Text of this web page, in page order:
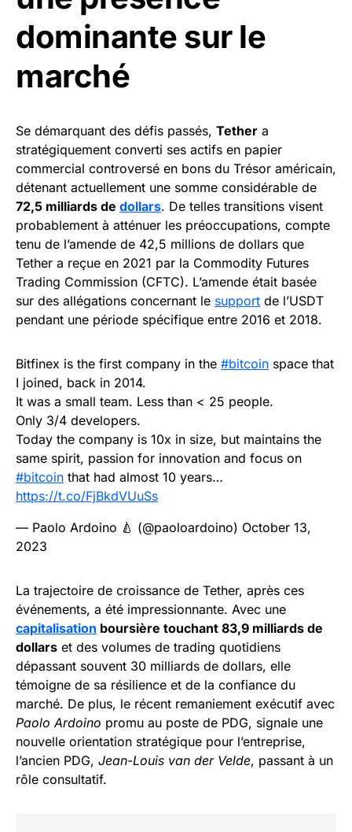
dominante sur le
marché
Se démarquant des défis passés, Tether a
stratégiquement converti ses actifs en papier
commercial controversé en bons du Trésor américain,
détenant actuellement une somme considérable de
72,5 milliards de dollars. De telles transitions visent
probablement à atténuer les préoccupations, compte
tenu de l’amende de 42,5 millions de dollars que
Tether a reçue en 2021 par la Commodity Futures
Trading Commission (CFTC). L’amende était basée
sur des allégations concernant le support de l’USDT
pendant une période spécifique entre 2016 et 2018.
Bitfinex is the first company in the #bitcoin space that
I joined, back in 2014.
It was a small team. Less than < 25 people.
Only 3/4 developers.
Today the company is 10x in size, but maintains the
same spirit, passion for innovation and focus on
#bitcoin that had almost 10 years…
https://t.co/FjBkdVUuSs
— Paolo Ardoino 🍐 (@paoloardoino) October 13,
2023
La trajectoire de croissance de Tether, après ces
événements, a été impressionnante. Avec une
capitalisation boursière touchant 83,9 milliards de
dollars et des volumes de trading quotidiens
dépassant souvent 30 milliards de dollars, elle
témoigne de sa résilience et de la confiance du
marché. De plus, le récent remaniement exécutif avec
Paolo Ardoino promu au poste de PDG, signale une
nouvelle orientation stratégique pour l’entreprise,
l’ancien PDG, Jean-Louis van der Velde, passant à un
rôle consultatif.